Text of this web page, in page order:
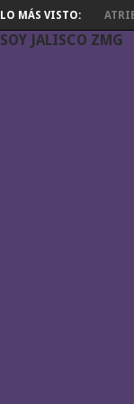
LO MÁS VISTO:
SOY JALISCO ZMG